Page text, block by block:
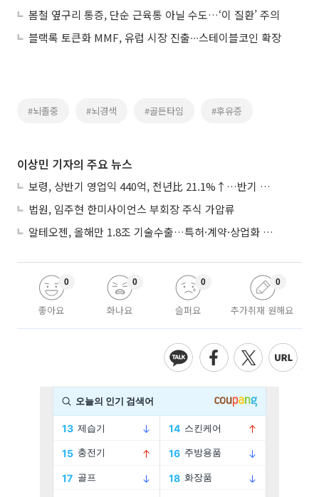
봄철 옆구리 통증, 단순 근육통 아닐 수도…‘이 질환’ 주의
블랙록 토큰화 MMF, 유럽 시장 진출∙∙∙스테이블코인 확장
#뇌졸중 #뇌경색 #골든타임 #후유증
이상민 기자의 주요 뉴스
보령, 상반기 영업익 440억, 전년比 21.1%↑…반기 역대 최대
법원, 임주현 한미사이언스 부회장 주식 가압류
알테오젠, 올해만 1.8조 기술수출…특허·계약·상업화 ‘삼박자’
좋아요
0
화나요
0
슬퍼요
0
추가취재 원해요
0